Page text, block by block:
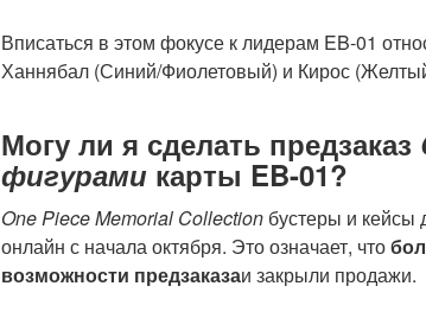
Вписаться в этом фокусе к лидерам EB-01
Ханнябал (Синий/Фиолетовый) и Кирос
Могу ли я сделать предзаказ
фигурами карты EB-01?
One Piece Memorial Collection бустеры и кейсы
онлайн с начала октября. Это означает, что
возможности предзаказаи закрыли продажи.